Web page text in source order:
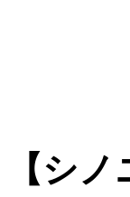
【シ